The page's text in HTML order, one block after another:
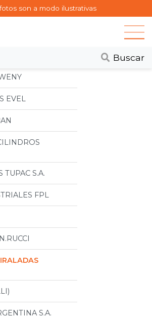
son a modo ilustrativas
Buscar
EVEL
TUPAC S.A.
FPL
S.A.